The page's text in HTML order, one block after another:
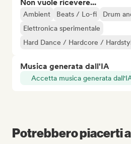
Non vuole ricevere...
Ambient Beats / Lo-fi Drum
Elettronica sperimentale
Hard Dance / Hardcore /
Musica generata dall'IA
Accetta musica generata
Potrebbero piacerti